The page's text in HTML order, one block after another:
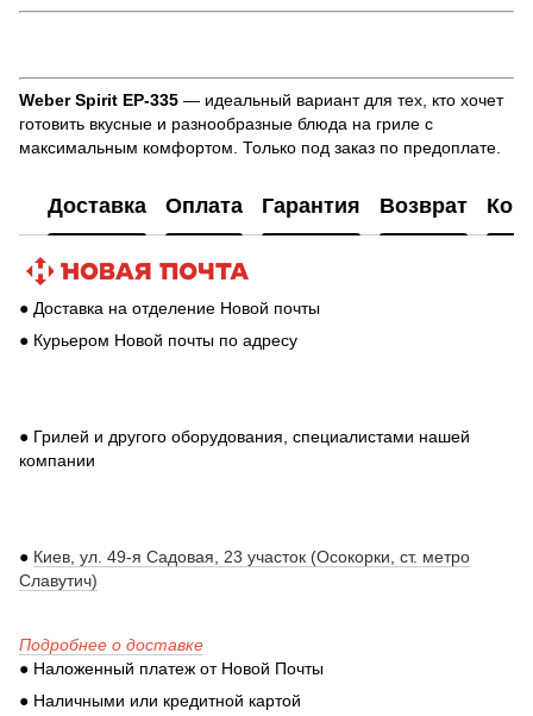
Weber Spirit EP-335 — идеальный вариант для тех, кто хочет
готовить вкусные и разнообразные блюда на гриле с
максимальным комфортом. Только под заказ по предоплате.
Доставка Оплата Гарантия Возврат
● Доставка на отделение Новой почты
● Курьером Новой почты по адресу
● Грилей и другого оборудования, специалистами нашей
компании
● Киев, ул. 49-я Садовая, 23 участок (Осокорки, ст. метро
Славутич)
Подробнее о доставке
● Наложенный платеж от Новой Почты
● Наличными или кредитной картой